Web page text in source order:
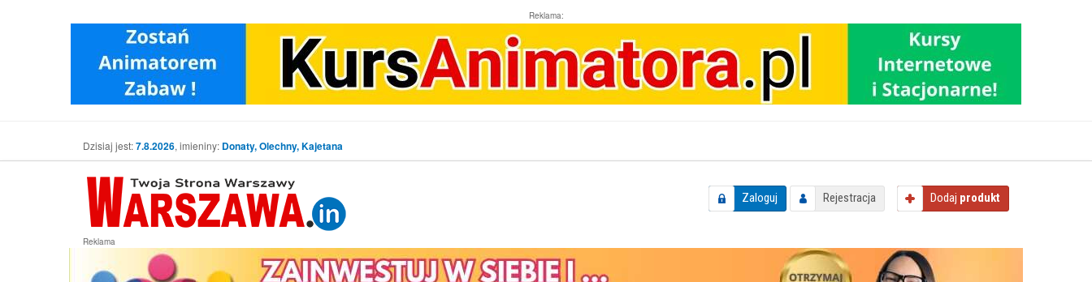
Reklama:
Dzisiaj jest:7.8.2026, imieniny: Donaty, Olechny, Kajetana
Zaloguj Rejestracja Dodaj produkt
Reklama